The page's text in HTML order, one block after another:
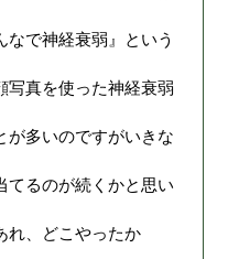
で神経衰弱』という
写真を使った神経衰弱
が多いのですがいきな
てるのが続くかと思い
れ、どこやったか